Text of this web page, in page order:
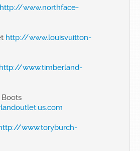
http://www.northface-
http://www.louisvuitton-
http://www.timberland-
www.toryburch-